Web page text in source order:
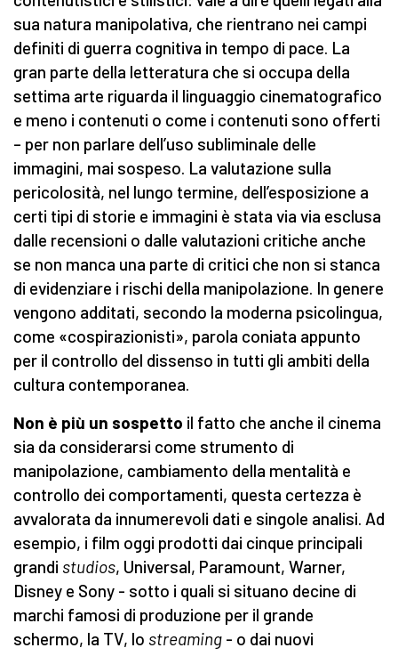
sua natura manipolativa, che rientrano nei campi
definiti di guerra cognitiva in tempo di pace. La
gran parte della letteratura che si occupa della
settima arte riguarda il linguaggio cinematografico
e meno i contenuti o come i contenuti sono offerti
– per non parlare dell’uso subliminale delle
immagini, mai sospeso. La valutazione sulla
pericolosità, nel lungo termine, dell’esposizione a
certi tipi di storie e immagini è stata via via esclusa
dalle recensioni o dalle valutazioni critiche anche
se non manca una parte di critici che non si stanca
di evidenziare i rischi della manipolazione. In genere
vengono additati, secondo la moderna psicolingua,
come «cospirazionisti», parola coniata appunto
per il controllo del dissenso in tutti gli ambiti della
cultura contemporanea.
Non è più un sospetto il fatto che anche il cinema
sia da considerarsi come strumento di
manipolazione, cambiamento della mentalità e
controllo dei comportamenti, questa certezza è
avvalorata da innumerevoli dati e singole analisi. Ad
esempio, i film oggi prodotti dai cinque principali
grandi studios, Universal, Paramount, Warner,
Disney e Sony - sotto i quali si situano decine di
marchi famosi di produzione per il grande
schermo, la TV, lo streaming - o dai nuovi